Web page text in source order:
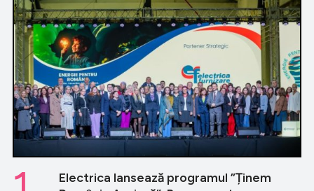
Electrica lansează programul ”Ținem